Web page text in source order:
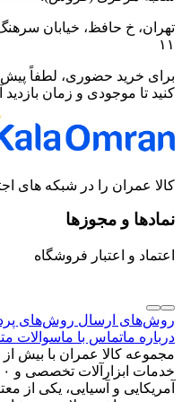
تهران، خ حافظ، خیابان
۱۱
برای خرید حضوری، لطفاً
کنید تا موجودی و زمان بازدید
کالا عمران را در شبکه های
نمادها و مجوزها
اعتماد و اعتبار فروشگاه
روش‌های ارسال روش‌های
درباره ماتماس با ماسوالات
آمریکایی و آسیایی، یکی از